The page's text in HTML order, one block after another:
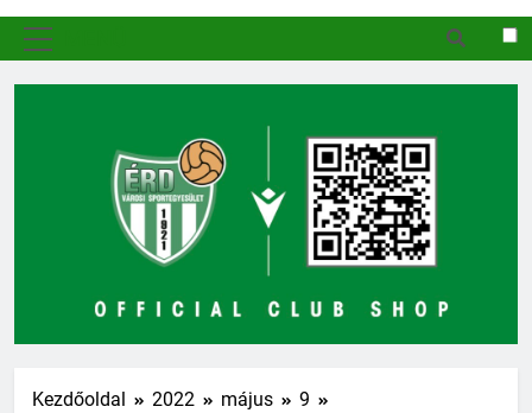
Kezdőoldal 2022 május
9